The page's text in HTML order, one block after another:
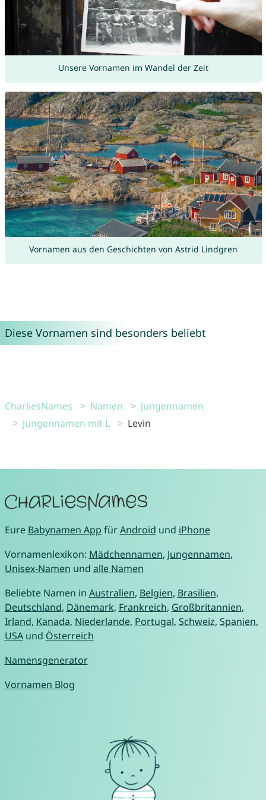
Unsere Vornamen im Wandel der Zeit
Vornamen aus den Geschichten von Astrid Lindgren
Diese Vornamen sind besonders beliebt
CharliesNames Namen
Jungennamen
Jungennamen mit L
Levin
Eure Babynamen App fürAndroid und iPhone
Vornamenlexikon: Mädchennamen, Jungennamen,
Unisex-Namen und alle Namen
Beliebte Namen in Australien, Belgien, Brasilien,
Deutschland, Dänemark, Frankreich, Großbritannien,
Irland, Kanada, Niederlande, Portugal, Schweiz, Spanien,
USAund Österreich
Namensgenerator
Vornamen Blog